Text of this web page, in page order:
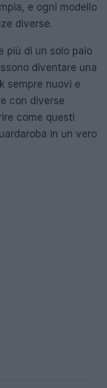
e ogni modello
diverse.
più di un solo paio
diventare una
sempre nuovi e
con diverse
come questi
in un vero